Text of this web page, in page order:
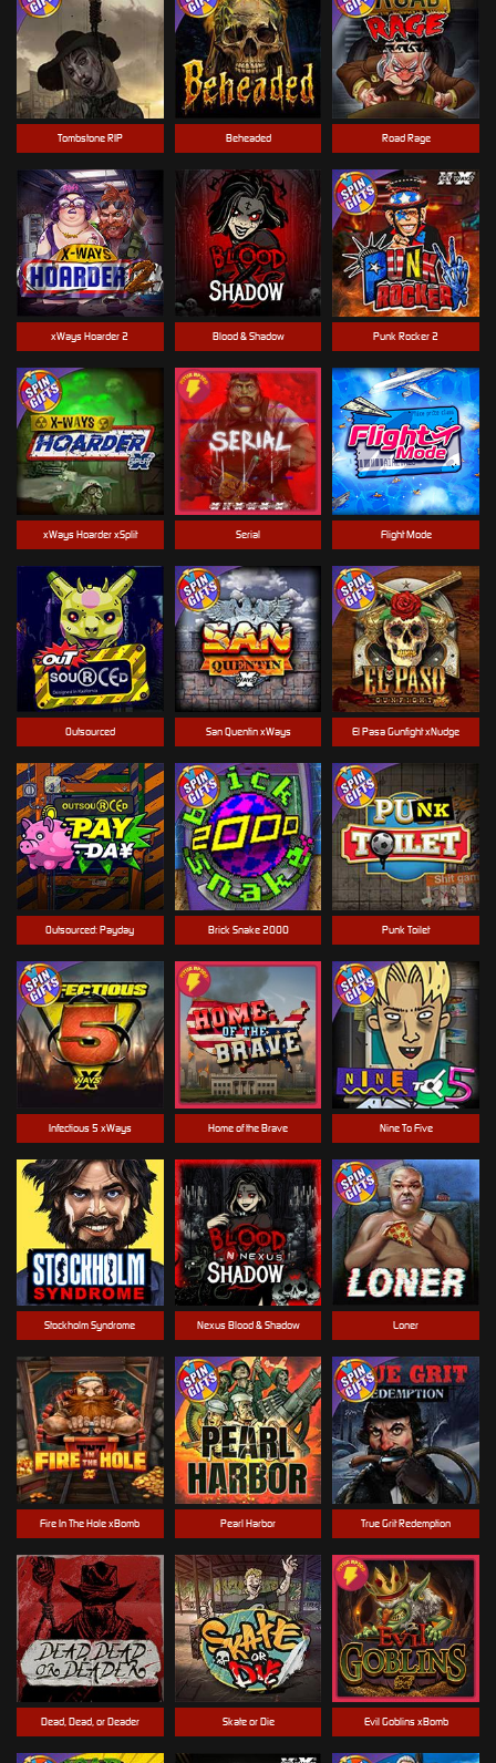
Nexus Blood & Shadow
Dead, Dead, or Deader
Home of the Brave
Blood & Shadow
Skate or Die
Stockholm Syndrome
Outsourced
Punk Rocker 2
Beheaded
Loner
Tombstone RIP
Outsourced: Payday
Fire In The Hole xBomb
Road Rage
xWays Hoarder 2
Nine To Five
El Pasa Gunfight xNudge
Brick Snake 2000
Flight Mode
Evil Goblins xBomb
San Quentin xWays
Serial
Punk Toilet
Pearl Harbor
Infectious 5 xWays
True Grit Redemption
xWays Hoarder xSplit